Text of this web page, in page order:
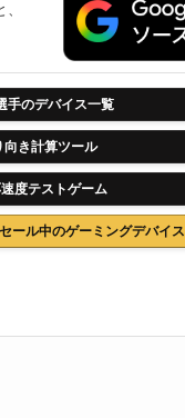
手のデバイス一覧
向き計算ツール
度テストゲーム
ール中のゲーミングデバイス